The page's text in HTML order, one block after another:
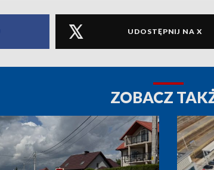
UDOSTĘPNIJ NA X
ZOBACZ